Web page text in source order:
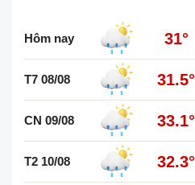
Hôm nay 31°
T7 08/08 31.5°
CN 09/08 33.1°
T2 10/08 32.3°